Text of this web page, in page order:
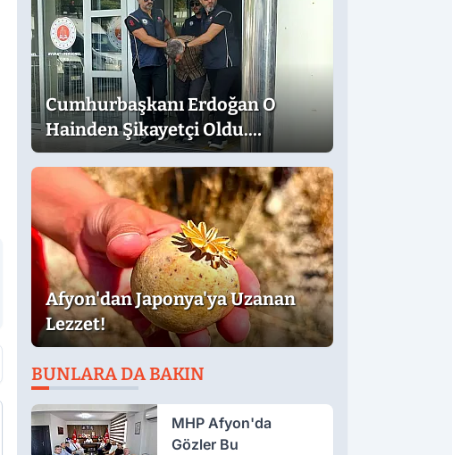
Cumhurbaşkanı Erdoğan O
Hainden Şikayetçi Oldu.
Dilekçede Dikkat Çeken İfadeler
Afyon'dan Japonya'ya Uzanan
Lezzet!
BUNLARA DA BAKIN
MHP Afyon'da
Gözler Bu